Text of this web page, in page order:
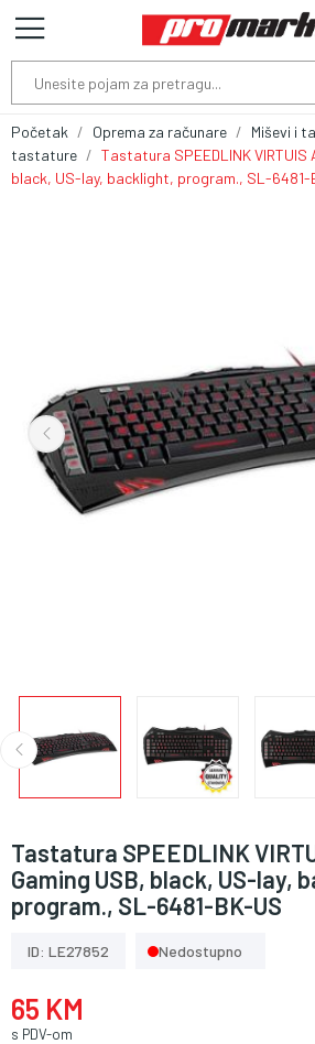
Početak Oprema za računare Miševi i
tastature
Tastatura SPEEDLINK VIRTUIS
black, US-lay, backlight, program., SL-6481-
Tastatura SPEEDLINK
Gaming USB, black, US-lay,
program., SL-6481-BK-US
ID: LE27852 Nedostupno
65 KM
s PDV-om